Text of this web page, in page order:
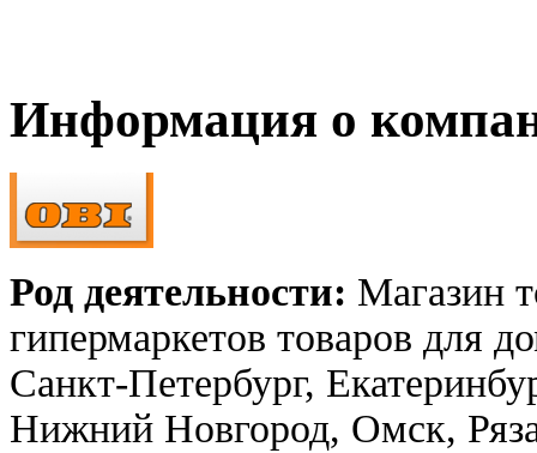
Информация о
Род деятельности: Магазин
гипермаркетов товаров для
Санкт-Петербург,
Нижний Новгород, Омск,